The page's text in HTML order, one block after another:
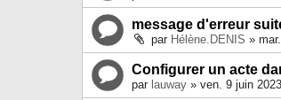
message d'erreur
par Hélène.DENIS »
Configurer un acte
par lauway » ven. 9 juin